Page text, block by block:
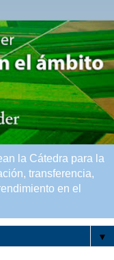
la Cátedra para la
transferencia,
en el
▼